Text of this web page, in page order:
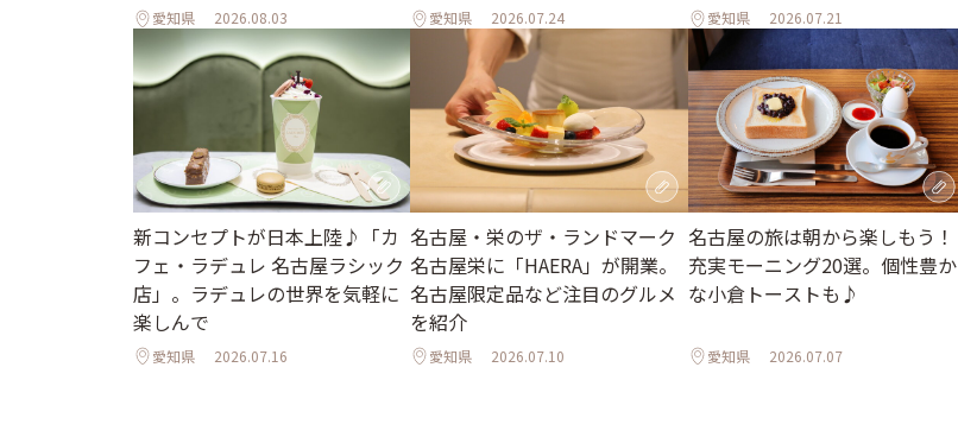
愛知県 2026.08.03 愛知県 2026.07.24 愛知県 2026.07.21
新コンセプトが日本上陸♪「カ
フェ・ラデュレ 名古屋ラシック
店」。ラデュレの世界を気軽に
楽しんで
愛知県 2026.07.16
名古屋・栄のザ・ランドマーク
名古屋栄に「HAERA」が開業。
名古屋限定品など注目のグルメ
を紹介
愛知県 2026.07.10
名古屋の旅は朝から楽しもう！
充実モーニング20選。個性豊か
な小倉トーストも♪
愛知県 2026.07.07